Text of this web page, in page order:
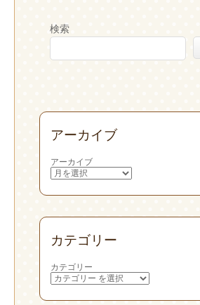
わせ
検索
アーカイブ
アーカイブ
カテゴリー
カテゴリー